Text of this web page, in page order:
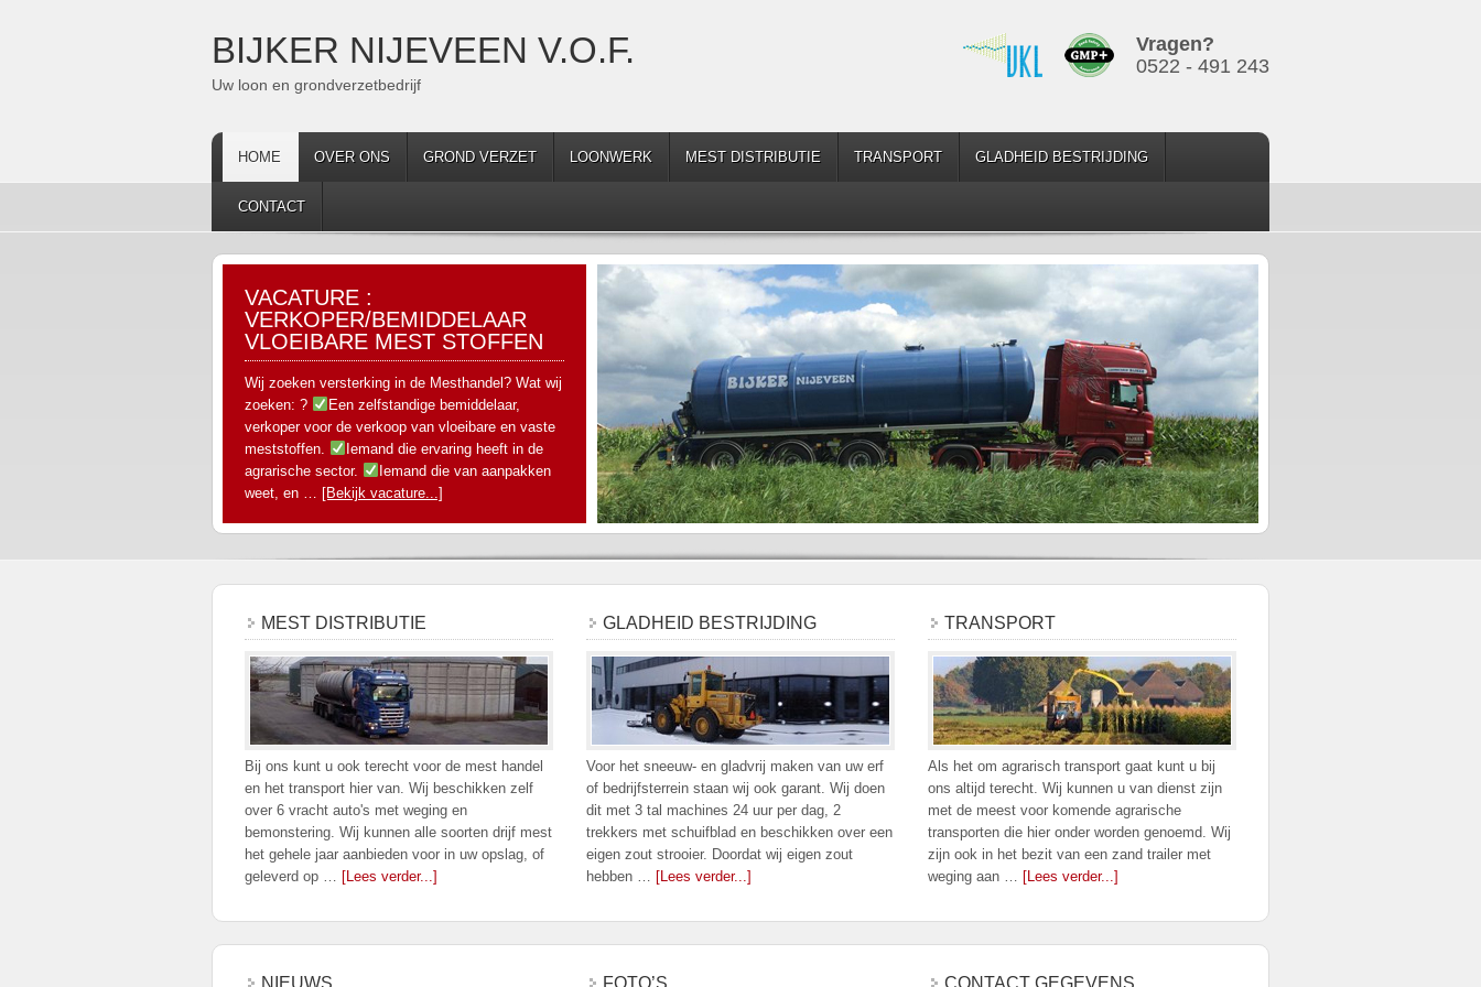
BIJKER NIJEVEEN V.O.F.
Uw loon en grondverzetbedrijf
Vragen?
0522 - 491 243
HOME OVER ONS GROND VERZET LOONWERK MEST DISTRIBUTIE TRANSPORT GLADHEID BESTRIJDING
CONTACT
VACATURE :
VERKOPER/BEMIDDELAAR
VLOEIBARE MEST STOFFEN
Wij zoeken versterking in de Mesthandel? Wat wij
zoeken: ?
Een zelfstandige bemiddelaar,
verkoper voor de verkoop van vloeibare en vaste
meststoffen.
Iemand die ervaring heeft in de
agrarische sector.
Iemand die van aanpakken
weet, en … [Bekijk vacature...]
MEST DISTRIBUTIE
Bij ons kunt u ook terecht voor de mest handel
en het transport hier van. Wij beschikken zelf
over 6 vracht auto's met weging en
bemonstering. Wij kunnen alle soorten drijf mest
het gehele jaar aanbieden voor in uw opslag, of
geleverd op … [Lees verder...]
GLADHEID BESTRIJDING
Voor het sneeuw- en gladvrij maken van uw erf
of bedrijfsterrein staan wij ook garant. Wij doen
dit met 3 tal machines 24 uur per dag, 2
trekkers met schuifblad en beschikken over een
eigen zout strooier. Doordat wij eigen zout
hebben … [Lees verder...]
TRANSPORT
Als het om agrarisch transport gaat kunt u bij
ons altijd terecht. Wij kunnen u van dienst zijn
met de meest voor komende agrarische
transporten die hier onder worden genoemd. Wij
zijn ook in het bezit van een zand trailer met
weging aan … [Lees verder...]
NIEUWS FOTO’S CONTACT GEGEVENS